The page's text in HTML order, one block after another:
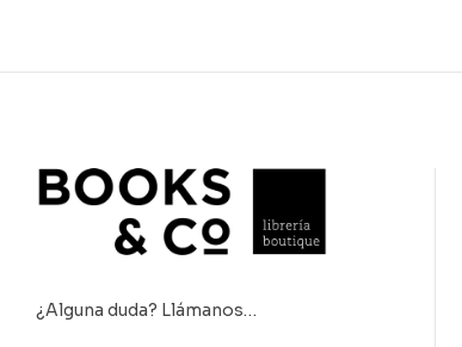
¿Alguna duda? Llámanos…